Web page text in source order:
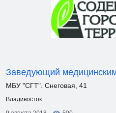
Заведующий
МБУ "СГТ". Снеговая, 41
Владивосток